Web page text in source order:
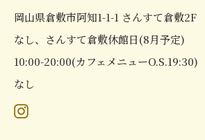
岡山県倉敷市阿知1-1-1 さんすて倉敷2F
なし、さんすて倉敷休館日(8月予定)
10:00-20:00(カフェメニューO.S.19:30)
なし